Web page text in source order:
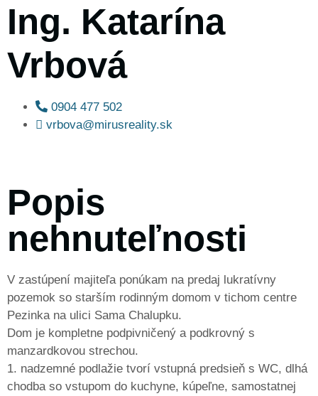
Ing. Katarína
Vrbová
0904 477 502
vrbova@mirusreality.sk
Popis
nehnuteľnosti
V zastúpení majiteľa ponúkam na predaj lukratívny
pozemok so starším rodinným domom v tichom centre
Pezinka na ulici Sama Chalupku.
Dom je kompletne podpivničený a podkrovný s
manzardkovou strechou.
1. nadzemné podlažie tvorí vstupná predsieň s WC, dlhá
chodba so vstupom do kuchyne, kúpeľne, samostatnej